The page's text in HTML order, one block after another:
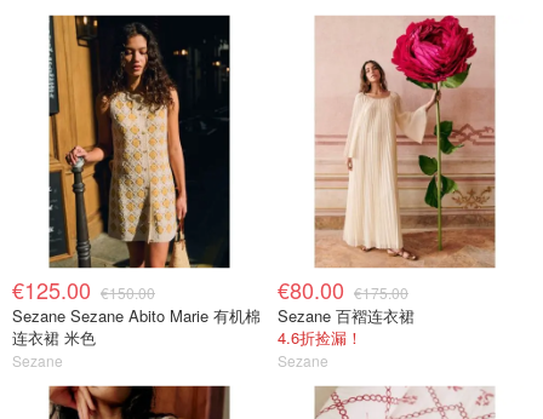
€125.00 €150.00
Sezane Sezane Abito Marie 有机棉
连衣裙 米色
Sezane
€80.00 €175.00
Sezane 百褶连衣裙
4.6折捡漏！
Sezane